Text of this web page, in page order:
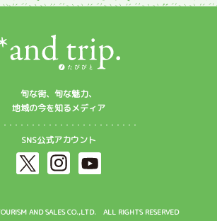
旬な街、旬な魅力、
地域の今を知るメディア
SNS公式アカウント
AND SALES CO.,LTD. ALL RIGHTS RESERVED